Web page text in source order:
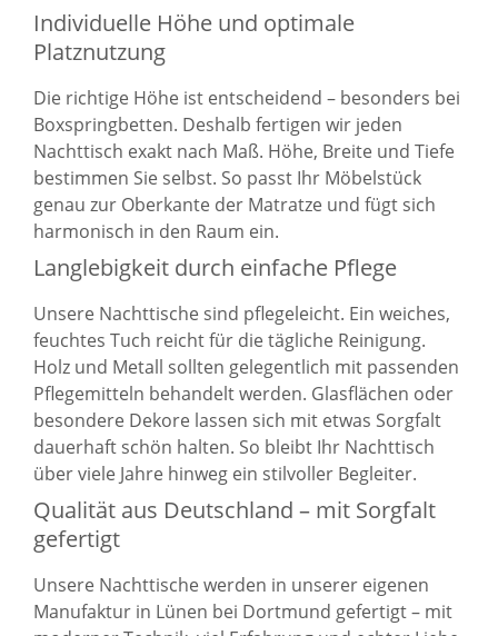
Individuelle Höhe und optimale
Platznutzung
Die richtige Höhe ist entscheidend – besonders bei
Boxspringbetten. Deshalb fertigen wir jeden
Nachttisch exakt nach Maß. Höhe, Breite und Tiefe
bestimmen Sie selbst. So passt Ihr Möbelstück
genau zur Oberkante der Matratze und fügt sich
harmonisch in den Raum ein.
Langlebigkeit durch einfache Pflege
Unsere Nachttische sind pflegeleicht. Ein weiches,
feuchtes Tuch reicht für die tägliche Reinigung.
Holz und Metall sollten gelegentlich mit passenden
Pflegemitteln behandelt werden. Glasflächen oder
besondere Dekore lassen sich mit etwas Sorgfalt
dauerhaft schön halten. So bleibt Ihr Nachttisch
über viele Jahre hinweg ein stilvoller Begleiter.
Qualität aus Deutschland – mit Sorgfalt
gefertigt
Unsere Nachttische werden in unserer eigenen
Manufaktur in Lünen bei Dortmund gefertigt – mit